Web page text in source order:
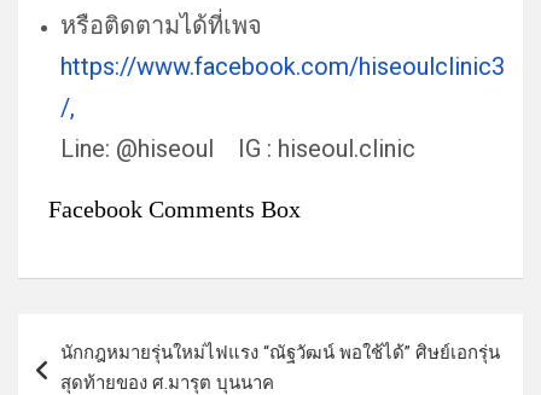
หรือติดตามได้ที่เพจ
https://www.facebook.com/hiseoulclinic3
/,
Line: @hiseoul IG : hiseoul.clinic
Facebook Comments Box
น
นักกฎหมายรุ่นใหม่ไฟแรง “ณัฐวัฒน์ พอใช้ได้” ศิษย์เอกรุ่น
สุดท้ายของ ศ.มารุต บุนนาค